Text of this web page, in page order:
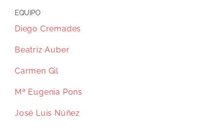
EQUIPO
Diego Cremades
Beatriz Auber
Carmen Gil
Mª Eugenia Pons
José Luis Núñez